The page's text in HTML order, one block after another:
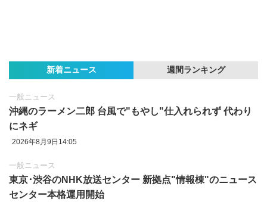
新着ニュース 週間ランキング
一般ニュース
沖縄のラーメン二郎 台風で"もやし"仕入れられず 代わり
にネギ
2026年8月9日14:05
一般ニュース
東京‪･‬渋谷のNHK放送センター 新拠点"情報棟"のニュース
センター本格運用開始